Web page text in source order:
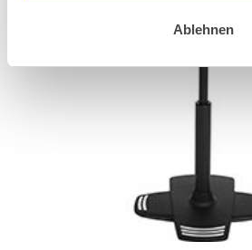
Ablehnen